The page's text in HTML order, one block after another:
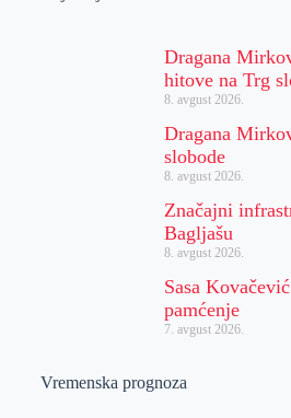
Dragana
hitove na Trg
8. avgust 2026.
Dragana
slobode
8. avgust 2026.
Značajni
Bagljašu
8. avgust 2026.
Sasa
pamćenje
7. avgust 2026.
Vremenska prognoza